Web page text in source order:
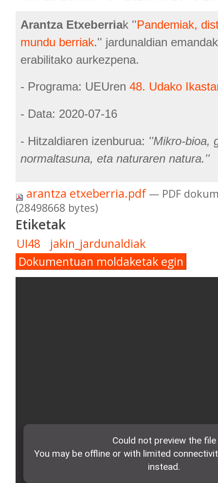
Arantza Etxeberriak ''Pandemiak,
mundu berriak.'' jardunaldian
erabilitako aurkezpena.
- Programa: UEUren 48. Udako
- Data: 2020-07-16
- Hitzaldiaren izenburua: ''Mikro-bioa,
normaltasuna, eta naturaren natura.''
arantza etxeberria.pdf — PDF
(28498668 bytes)
Etiketak
UI48
jakin_jardunaldiak
Dokumentuan moldaketak egin